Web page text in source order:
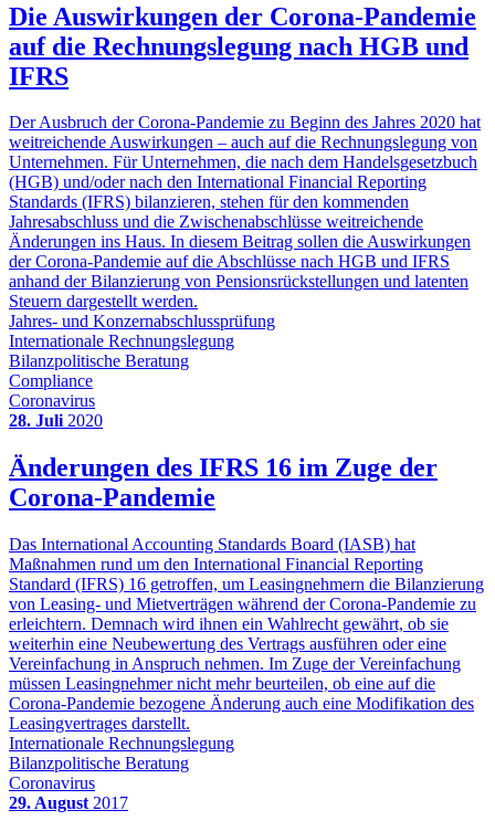
Die Auswirkungen der Corona-Pandemie
auf die Rechnungslegung nach HGB und
IFRS
Der Ausbruch der Corona-Pandemie zu Beginn des Jahres 2020 hat
weitreichende Auswirkungen – auch auf die Rechnungslegung von
Unternehmen. Für Unternehmen, die nach dem Handelsgesetzbuch
(HGB) und/oder nach den International Financial Reporting
Standards (IFRS) bilanzieren, stehen für den kommenden
Jahresabschluss und die Zwischenabschlüsse weitreichende
Änderungen ins Haus. In diesem Beitrag sollen die Auswirkungen
der Corona-Pandemie auf die Abschlüsse nach HGB und IFRS
anhand der Bilanzierung von Pensionsrückstellungen und latenten
Steuern dargestellt werden.
Jahres- und Konzernabschlussprüfung
Internationale Rechnungslegung
Bilanzpolitische Beratung
Compliance
Coronavirus
28. Juli2020
Änderungen des IFRS 16 im Zuge der
Corona-Pandemie
Das International Accounting Standards Board (IASB) hat
Maßnahmen rund um den International Financial Reporting
Standard (IFRS) 16 getroffen, um Leasingnehmern die Bilanzierung
von Leasing- und Mietverträgen während der Corona-Pandemie zu
erleichtern. Demnach wird ihnen ein Wahlrecht gewährt, ob sie
weiterhin eine Neubewertung des Vertrags ausführen oder eine
Vereinfachung in Anspruch nehmen. Im Zuge der Vereinfachung
müssen Leasingnehmer nicht mehr beurteilen, ob eine auf die
Corona-Pandemie bezogene Änderung auch eine Modifikation des
Leasingvertrages darstellt.
Internationale Rechnungslegung
Bilanzpolitische Beratung
Coronavirus
29. August 2017